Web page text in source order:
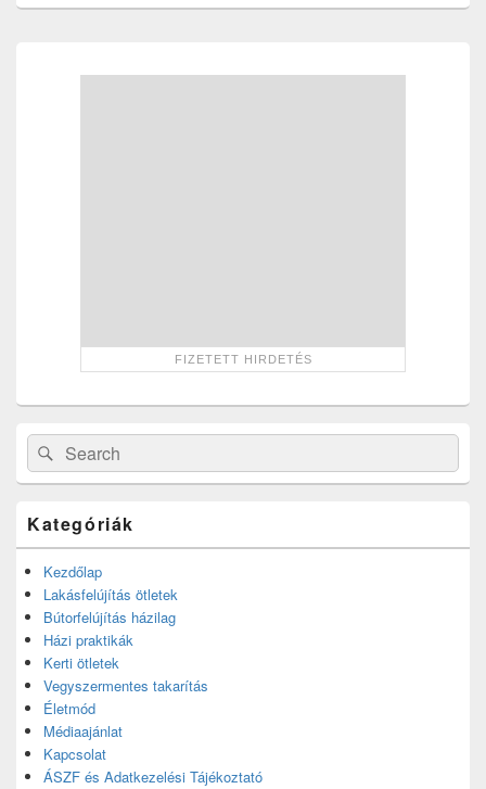
Search
for:
Search
Kategóriák
Kezdőlap
Lakásfelújítás ötletek
Bútorfelújítás házilag
Házi praktikák
Kerti ötletek
Vegyszermentes takarítás
Életmód
Médiaajánlat
Kapcsolat
ÁSZF és Adatkezelési Tájékoztató